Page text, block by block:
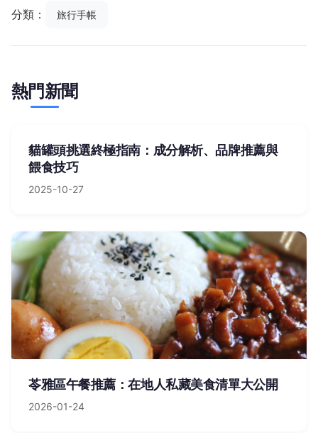
分類： 旅行手帳
熱門新聞
貓罐頭挑選終極指南：成分解析、品牌推薦與
餵食技巧
2025-10-27
苓雅區午餐推薦：在地人私藏美食清單大公開
2026-01-24